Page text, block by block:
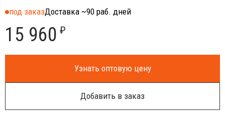
под заказДоставка ~90 раб. дней
15 960 ₽
Узнать оптовую цену
Добавить в заказ